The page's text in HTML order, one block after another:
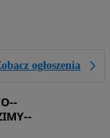
ogłoszenia